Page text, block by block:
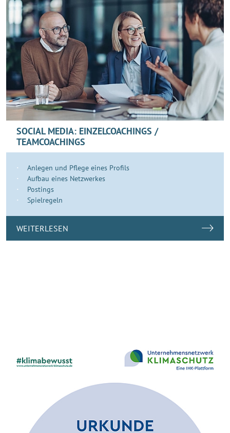
SOCIAL MEDIA: EINZELCOACHINGS /
TEAMCOACHINGS
Anlegen und Pflege eines Profils
Aufbau eines Netzwerkes
Postings
Spielregeln
WEITERLESEN